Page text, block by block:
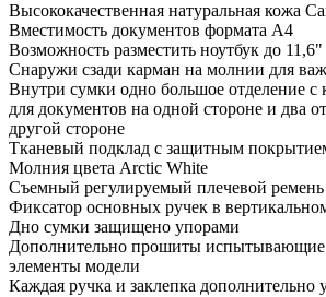
Высококачественная натуральная кожа
Вместимость документов формата А4
Возможность разместить ноутбук до
Снаружи сзади карман на молнии для
Внутри сумки одно большое отделение
для документов на одной стороне и два
другой стороне
Тканевый подклад с защитным
Молния цвета Arctic White
Съемный регулируемый плечевой ремень
Фиксатор основных ручек в
Дно сумки защищено упорами
Дополнительно прошиты испытывающие
элементы модели
Каждая ручка и заклепка дополнительно